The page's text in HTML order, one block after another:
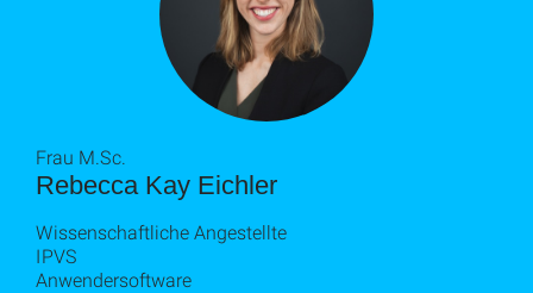
Rebecca Kay Eichler
Frau M.Sc.
Wissenschaftliche Angestellte
IPVS
Anwendersoftware